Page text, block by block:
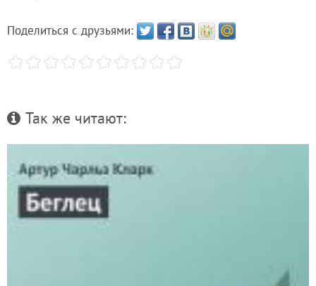
Поделиться с друзьями:
Так же читают: